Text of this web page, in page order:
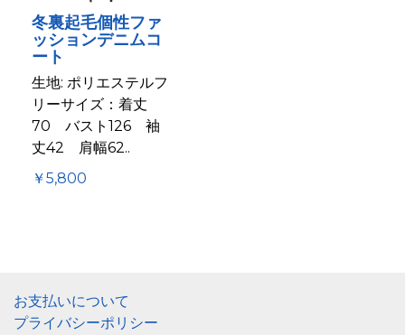
冬裏起毛個性ファ
ッションデニムコ
ート
生地: ポリエステルフ
リーサイズ：着丈
70 バスト126 袖
丈42 肩幅62..
￥5,800
お支払いについて
プライバシーポリシー